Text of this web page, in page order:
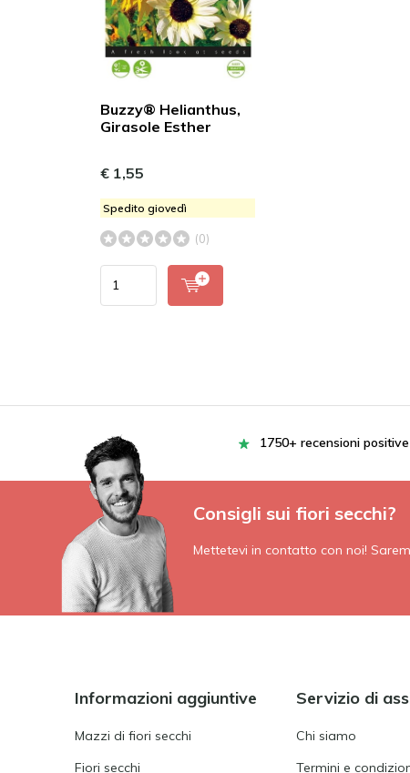
Buzzy® Helianthus,
Girasole Esther
€ 1,55
Spedito giovedì
(0)
1750+ recensioni positive
Consigli sui fiori secchi?
Mettetevi in contatto con noi!
Informazioni aggiuntive
Mazzi di fiori secchi
Fiori secchi
Servizio di
Chi siamo
Termini e